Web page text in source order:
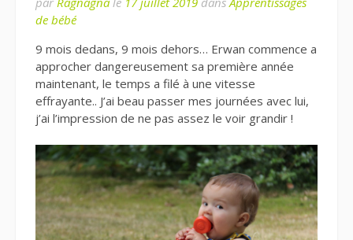
de bébé
9 mois dedans, 9 mois dehors… Erwan commence a
approcher dangereusement sa première année
maintenant, le temps a filé à une vitesse
effrayante.. J’ai beau passer mes journées avec lui,
j’ai l’impression de ne pas assez le voir grandir !